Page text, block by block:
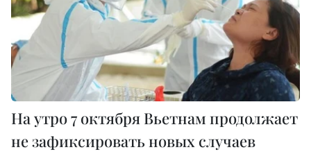
На утро 7 октября Вьетнам продолжает
не зафиксировать новых случаев